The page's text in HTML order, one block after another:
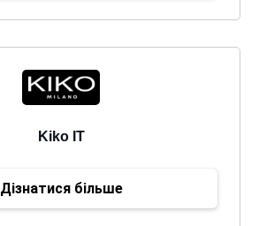
Kiko IT
Дізнатися більше